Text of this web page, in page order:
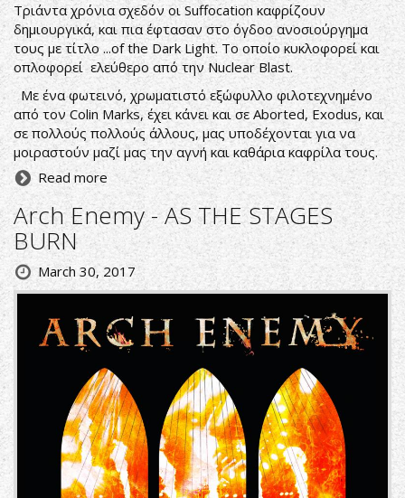
Τριάντα χρόνια σχεδόν οι Suffocation καφρίζουν
δημιουργικά, και πια έφτασαν στο όγδοο ανοσιούργημα
τους με τίτλο ...of the Dark Light. Το οποίο κυκλοφορεί και
οπλοφορεί ελεύθερο από την Nuclear Blast.
Με ένα φωτεινό, χρωματιστό εξώφυλλο φιλοτεχνημένο
από τον Colin Marks, έχει κάνει και σε Aborted, Exodus, και
σε πολλούς πολλούς άλλους, μας υποδέχονται για να
μοιραστούν μαζί μας την αγνή και καθάρια καφρίλα τους.
Read more
Arch Enemy - AS THE STAGES
BURN
March 30, 2017